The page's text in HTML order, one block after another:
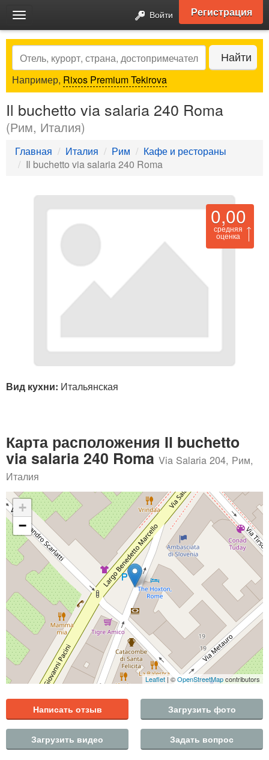
Toggle
navigation
Войти Регистрация
Search Найти
Например, Rixos Premium Tekirova
Il buchetto via salaria 240 Roma
(Рим, Италия)
Главная Италия Рим
Кафе и рестораны
Il buchetto via salaria 240 Roma
0,00
средняя
оценка
Вид кухни: Итальянская
Карта расположения Il buchetto
via salaria 240 Roma Via Salaria 204, Рим,
Италия
+
−
Leaflet| ©OpenStreetMapcontributors
Написать отзыв Загрузить фото
Загрузить видео Задать вопрос